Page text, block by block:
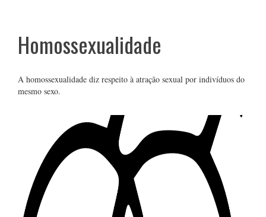
Homossexualidade
A homossexualidade diz respeito à atração sexual por indivíduos do
mesmo sexo.